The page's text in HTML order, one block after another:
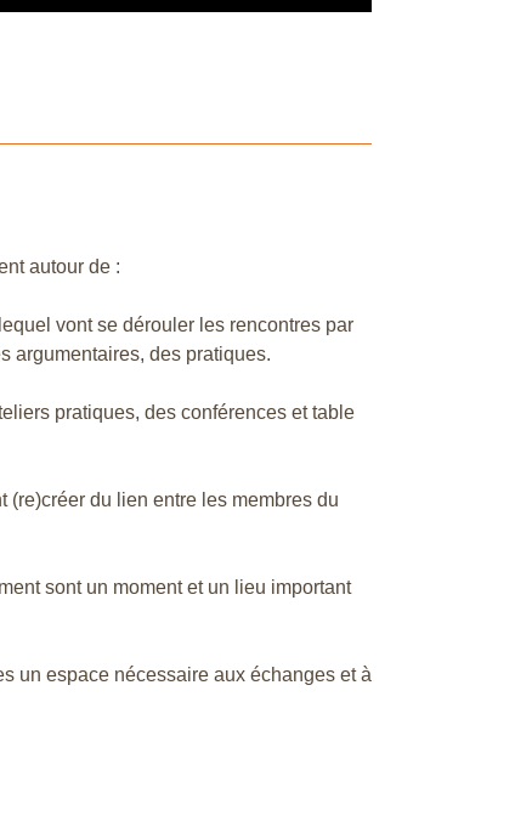
autour de :
vont se dérouler les rencontres par
argumentaires, des pratiques.
pratiques, des conférences et table
(re)créer du lien entre les membres du
sont un moment et un lieu important
un espace nécessaire aux échanges et à